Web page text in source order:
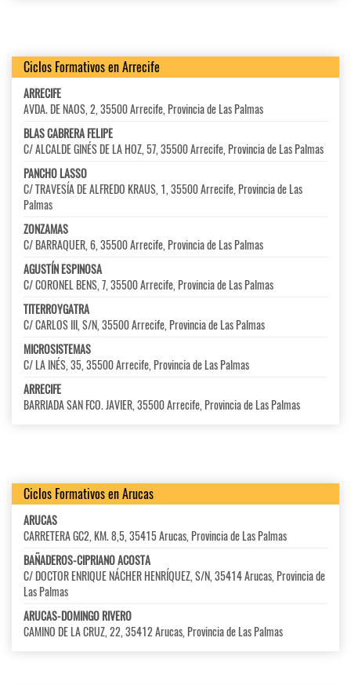
Ciclos Formativos en Arrecife
ARRECIFE
AVDA. DE NAOS, 2, 35500 Arrecife, Provincia de Las Palmas
BLAS CABRERA FELIPE
C/ ALCALDE GINÉS DE LA HOZ, 57, 35500 Arrecife, Provincia de Las Palmas
PANCHO LASSO
C/ TRAVESÍA DE ALFREDO KRAUS, 1, 35500 Arrecife, Provincia de Las
Palmas
ZONZAMAS
C/ BARRAQUER, 6, 35500 Arrecife, Provincia de Las Palmas
AGUSTÍN ESPINOSA
C/ CORONEL BENS, 7, 35500 Arrecife, Provincia de Las Palmas
TITERROYGATRA
C/ CARLOS III, S/N, 35500 Arrecife, Provincia de Las Palmas
MICROSISTEMAS
C/ LA INÉS, 35, 35500 Arrecife, Provincia de Las Palmas
ARRECIFE
BARRIADA SAN FCO. JAVIER, 35500 Arrecife, Provincia de Las Palmas
Ciclos Formativos en Arucas
ARUCAS
CARRETERA GC2, KM. 8,5, 35415 Arucas, Provincia de Las Palmas
BAÑADEROS-CIPRIANO ACOSTA
C/ DOCTOR ENRIQUE NÁCHER HENRÍQUEZ, S/N, 35414 Arucas, Provincia de
Las Palmas
ARUCAS-DOMINGO RIVERO
CAMINO DE LA CRUZ, 22, 35412 Arucas, Provincia de Las Palmas